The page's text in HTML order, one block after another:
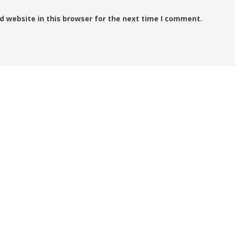
website in this browser for the next time I comment.